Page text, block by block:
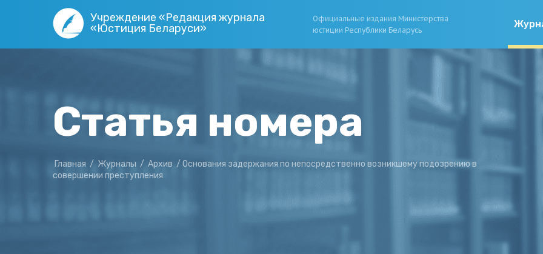
Учреждение «Редакция журнала
«Юстиция Беларуси»
Официальные издания Министерства
юстиции Республики Беларусь
Статья номера
Главная / Журналы / Архив / Основания задержания по непосредственно возникшему подозрению в
совершении преступления